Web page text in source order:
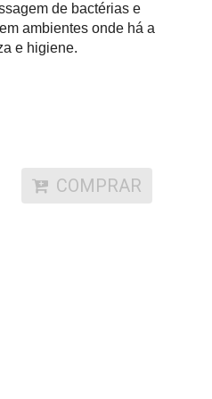
de bactérias e
ambientes onde há a
e higiene.
COMPRAR